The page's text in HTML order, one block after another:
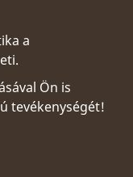
a
Ön is
tevékenységét!